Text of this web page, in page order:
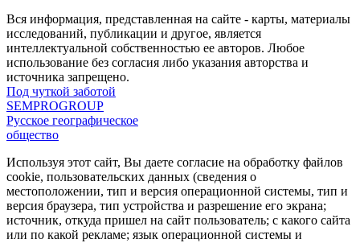
Вся информация, представленная на сайте - карты, материалы
исследований, публикации и другое, является
интеллектуальной собственностью ее авторов. Любое
использование без согласия либо указания авторства и
источника запрещено.
Под чуткой заботой
SEMPROGROUP
Русское географическое
общество
Используя этот сайт, Вы даете согласие на обработку файлов
cookie, пользовательских данных (сведения о
местоположении, тип и версия операционной системы, тип и
версия браузера, тип устройства и разрешение его экрана;
источник, откуда пришел на сайт пользователь; с какого сайта
или по какой рекламе; язык операционной системы и